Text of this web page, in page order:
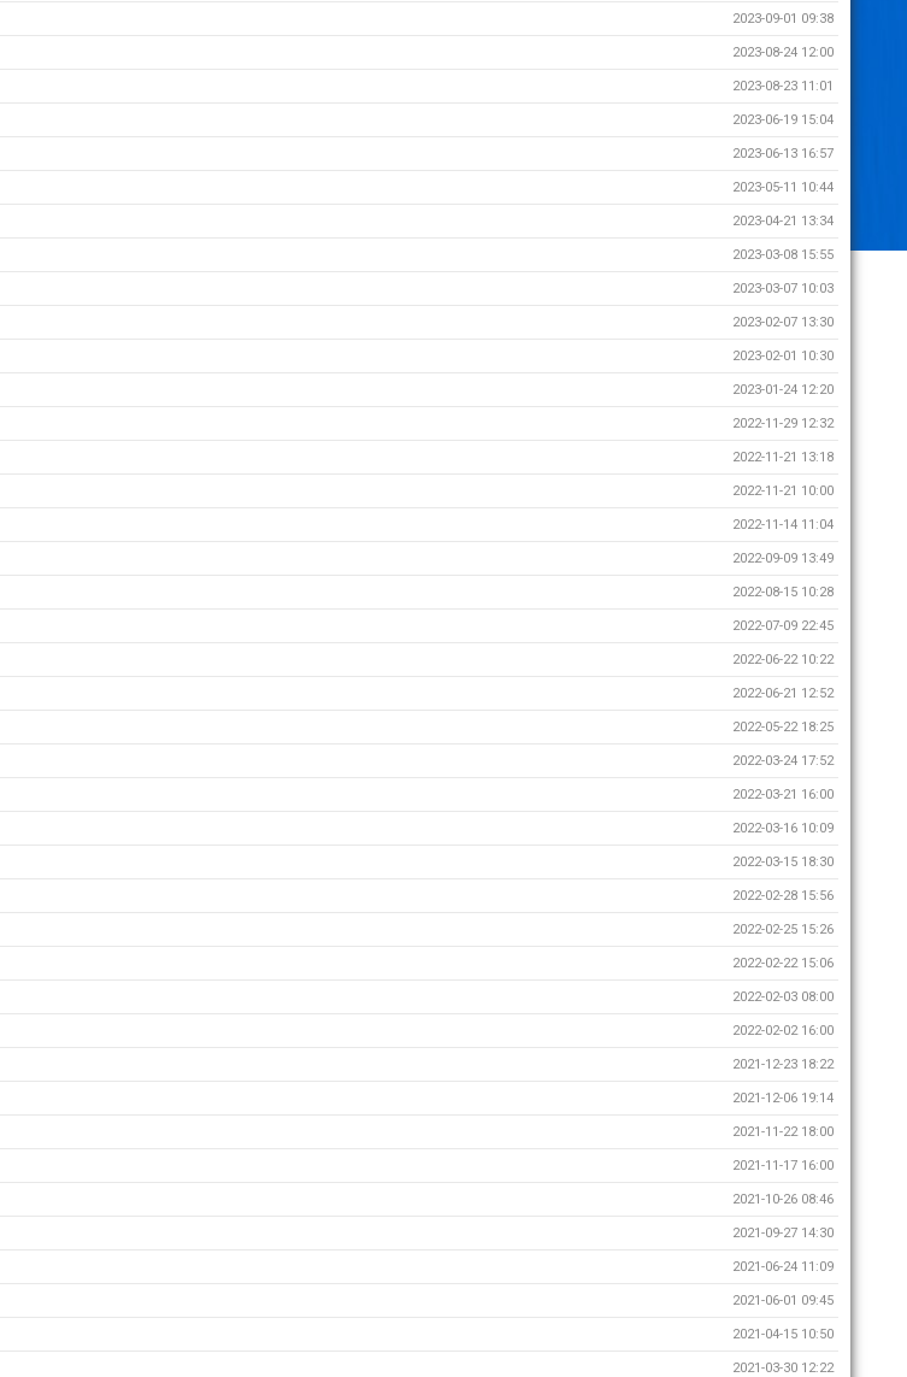
2023-09-01 09:38
2023-08-24 12:00
2023-08-23 11:01
2023-06-19 15:04
2023-06-13 16:57
2023-05-11 10:44
2023-04-21 13:34
2023-03-08 15:55
2023-03-07 10:03
2023-02-07 13:30
2023-02-01 10:30
2023-01-24 12:20
2022-11-29 12:32
2022-11-21 13:18
2022-11-21 10:00
2022-11-14 11:04
2022-09-09 13:49
2022-08-15 10:28
2022-07-09 22:45
2022-06-22 10:22
2022-06-21 12:52
2022-05-22 18:25
2022-03-24 17:52
2022-03-21 16:00
2022-03-16 10:09
2022-03-15 18:30
2022-02-28 15:56
2022-02-25 15:26
2022-02-22 15:06
2022-02-03 08:00
2022-02-02 16:00
2021-12-23 18:22
2021-12-06 19:14
2021-11-22 18:00
2021-11-17 16:00
2021-10-26 08:46
2021-09-27 14:30
2021-06-24 11:09
2021-06-01 09:45
2021-04-15 10:50
2021-03-30 12:22